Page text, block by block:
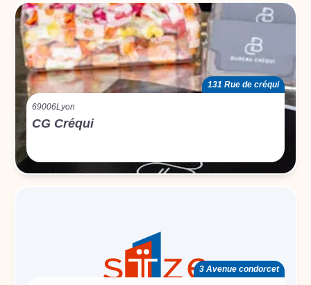
131 Rue de créqui
69006Lyon
CG Créqui
3 Avenue condorcet